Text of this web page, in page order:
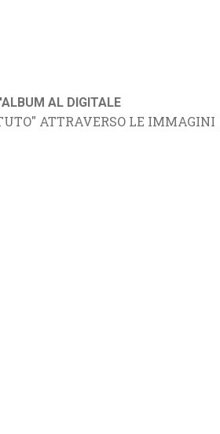
AL DIGITALE
ATTRAVERSO LE IMMAGINI